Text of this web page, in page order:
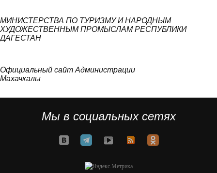
МИНИСТЕРСТВА ПО ТУРИЗМУ И НАРОДНЫМ
ХУДОЖЕСТВЕННЫМ ПРОМЫСЛАМ РЕСПУБЛИКИ
ДАГЕСТАН
Официальный сайт Администрации
Махачкалы
Мы в социальных сетях